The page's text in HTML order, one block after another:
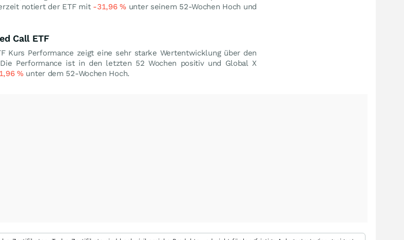
notiert der ETF mit -31,96%unter seinem 52-Wochen Hoch und
Call ETF
Kurs Performance zeigt eine sehr starke Wertentwicklung über den
Performance ist in den letzten 52 Wochen positiv und Global X
%unter dem 52-Wochen Hoch.